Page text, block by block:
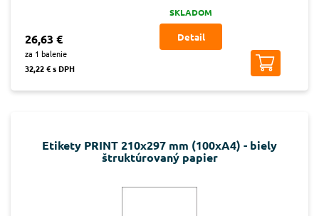
26,63 €
za 1 balenie
32,22 € s DPH
SKLADOM
Detail
Etikety PRINT 210x297 mm (100xA4) - biely
štruktúrovaný papier